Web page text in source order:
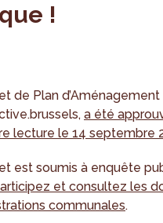
!
de Plan
a été
lecture le 14 septembre
est soumis à enquête
et consultez les
communales.